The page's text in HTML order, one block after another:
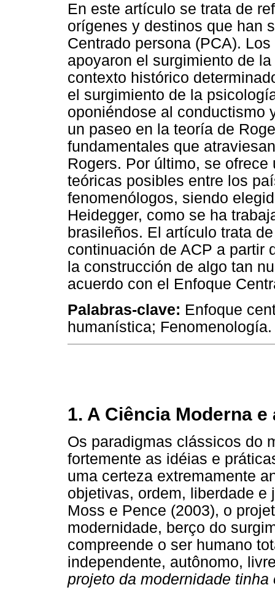
En este artículo se trata de
orígenes y destinos que han
Centrado persona (PCA).
apoyaron el surgimiento de
contexto histórico
el surgimiento de la
oponiéndose al conductismo
un paseo en la teoría de
fundamentales que
Rogers. Por último, se
teóricas posibles entre los
fenomenólogos, siendo
Heidegger, como se ha
brasileños. El artículo trata
continuación de ACP a partir
la construcción de algo tan
acuerdo con el Enfoque
Palabras-clave: Enfoque
humanística; Fenomenología.
1. A Ciência Moderna
Os paradigmas clássicos do
fortemente as idéias e
uma certeza extremamente
objetivas, ordem, liberdade
Moss e Pence (2003), o
modernidade, berço do
compreende o ser humano
independente, autônomo,
projeto da modernidade